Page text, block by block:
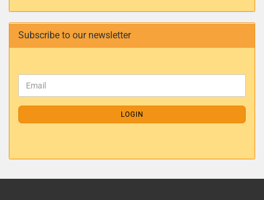
Subscribe to our newsletter
LOGIN